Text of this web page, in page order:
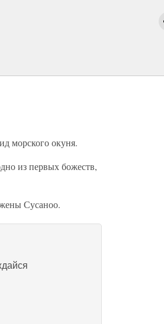
морского окуня.
из первых божеств,
Сусаноо.